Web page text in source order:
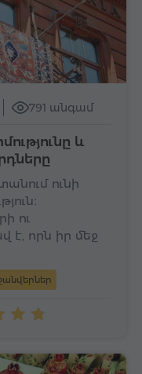
791 անգամ
և
ունի
ու
որն իր մեջ